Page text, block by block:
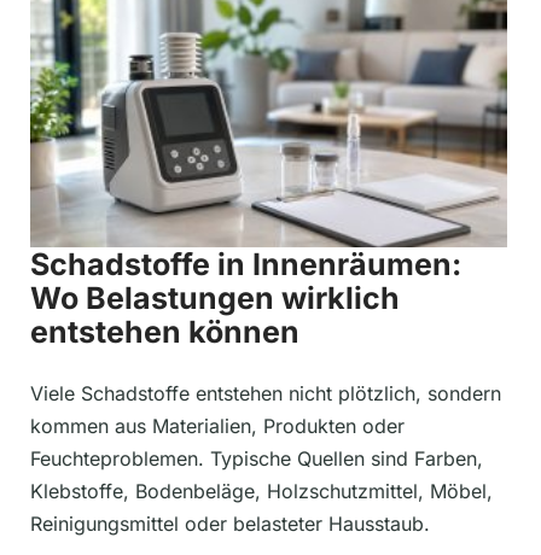
Schadstoffe in Innenräumen:
Wo Belastungen wirklich
entstehen können
Viele Schadstoffe entstehen nicht plötzlich, sondern
kommen aus Materialien, Produkten oder
Feuchteproblemen. Typische Quellen sind Farben,
Klebstoffe, Bodenbeläge, Holzschutzmittel, Möbel,
Reinigungsmittel oder belasteter Hausstaub.